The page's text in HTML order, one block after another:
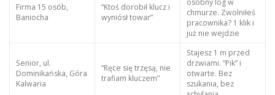
Firma 15 osób,
Baniocha
“Ktoś dorobił klucz i
wyniósł towar”
chmurze. Zwolniłeś
pracownika? 1 klik i
już nie wejdzie
Senior, ul.
Dominikańska, Góra
Kalwaria
“Ręce się trzęsą, nie
trafiam kluczem”
Stajesz 1 m przed
drzwiami. “Pik” i
otwarte. Bez
szukania, bez